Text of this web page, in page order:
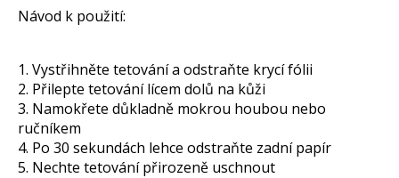
Návod k použití:
1. Vystřihněte tetování a odstraňte krycí fólii
2. Přilepte tetování lícem dolů na kůži
3. Namokřete důkladně mokrou houbou nebo
ručníkem
4. Po 30 sekundách lehce odstraňte zadní papír
5. Nechte tetování přirozeně uschnout